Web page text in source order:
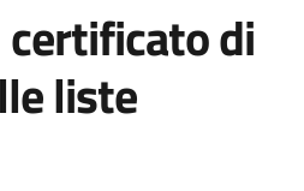
certificato di
liste